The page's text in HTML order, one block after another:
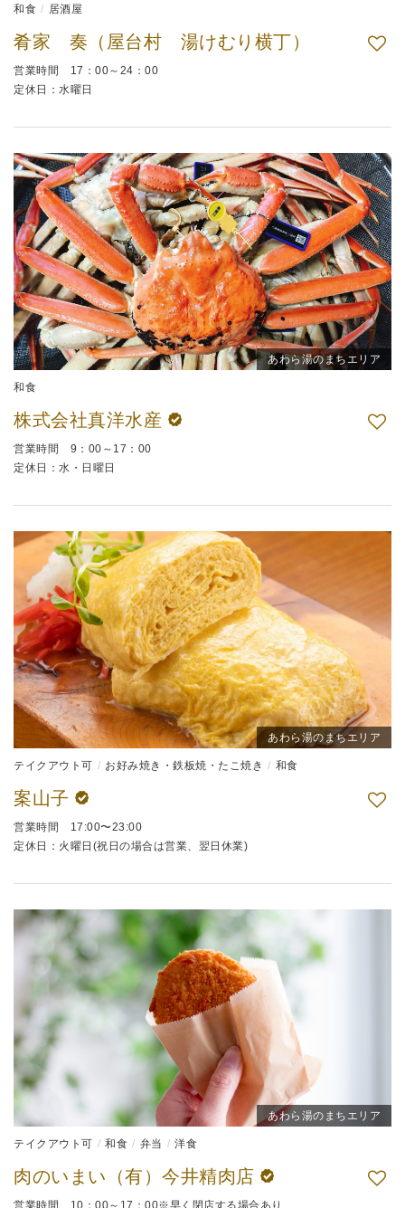
和食 居酒屋
肴家 奏（屋台村 湯けむり横丁）
営業時間 17：00～24：00
定休日：水曜日
あわら湯のまちエリア
和食
株式会社真洋水産
営業時間 9：00～17：00
定休日：水・日曜日
あわら湯のまちエリア
テイクアウト可 お好み焼き・鉄板焼・たこ焼き 和食
案山子
営業時間 17:00〜23:00
定休日：火曜日(祝日の場合は営業、翌日休業)
あわら湯のまちエリア
テイクアウト可 和食 弁当 洋食
肉のいまい（有）今井精肉店
営業時間 10：00～17：00※早く閉店する場合あり